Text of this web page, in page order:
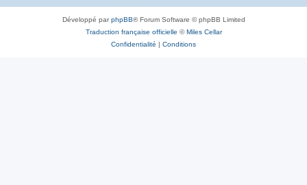
Développé parphpBB® Forum Software © phpBB Limited
Traduction française officielle ©Miles Cellar
Confidentialité | Conditions